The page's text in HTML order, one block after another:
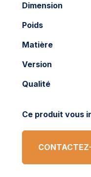
Dimension
Poids
Matière
Version
Qualité
Ce produit vous